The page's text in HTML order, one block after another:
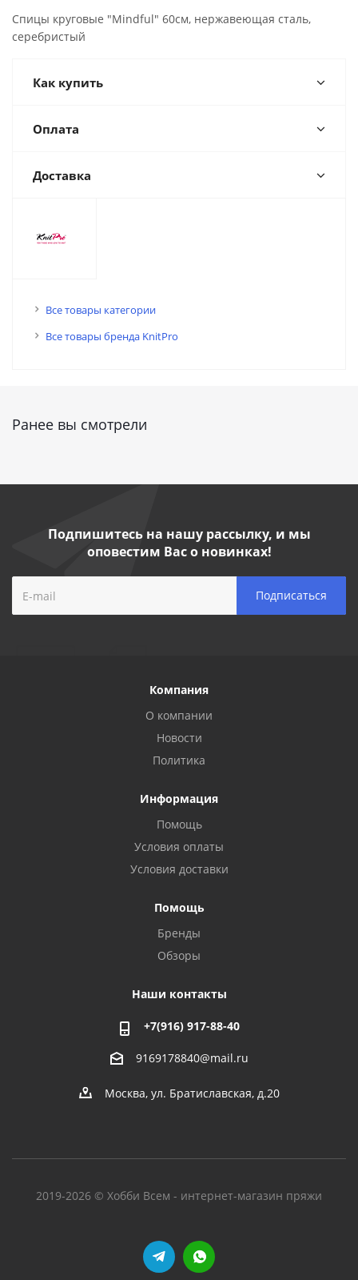
Спицы круговые "Mindful" 60см, нержавеющая сталь,
серебристый
Как купить
Оплата
Доставка
Все товары категории
Все товары бренда KnitPro
Ранее вы смотрели
Подпишитесь на нашу рассылку, и мы
оповестим Вас о новинках!
Компания
О компании
Новости
Политика
Информация
Помощь
Условия оплаты
Условия доставки
Помощь
Бренды
Обзоры
Наши контакты
+7(916) 917-88-40
9169178840@mail.ru
Москва, ул. Братиславская, д.20
2019-2026 © Хобби Всем - интернет-магазин пряжи